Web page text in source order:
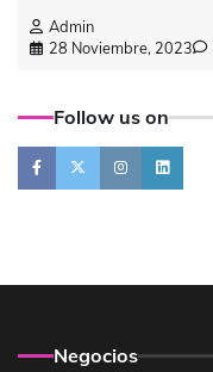
Admin
28 Noviembre, 2023
Follow us on
Negocios